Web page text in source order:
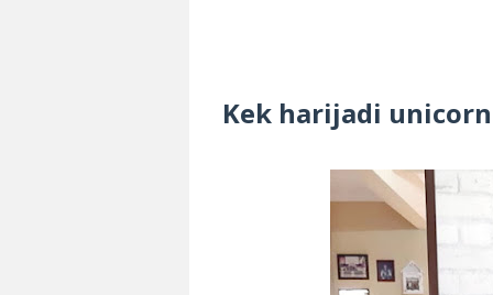
Kek harijadi